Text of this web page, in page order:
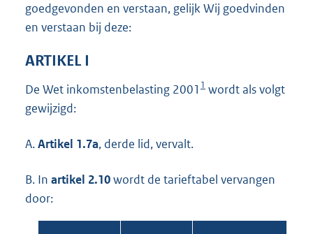
goedgevonden en verstaan, gelijk Wij goedvinden
en verstaan bij deze:
ARTIKEL I
De Wet inkomstenbelasting 2001 1 wordt als volgt
gewijzigd:
A.Artikel 1.7a, derde lid, vervalt.
B. In artikel 2.10wordt de tarieftabel vervangen
door: